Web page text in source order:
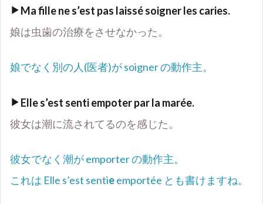
Ma fille ne s’est pas laissé soigner les caries.
娘は虫歯の治療をさせなかった。
娘でなく別の人(医者)が soigner の動作主。
Elle s’est senti empoter par la marée.
彼女は潮に流されてるのを感じた。
彼女でなく潮がemporterの動作主。
これは Elle s’est sentieemportée とも書けますね。